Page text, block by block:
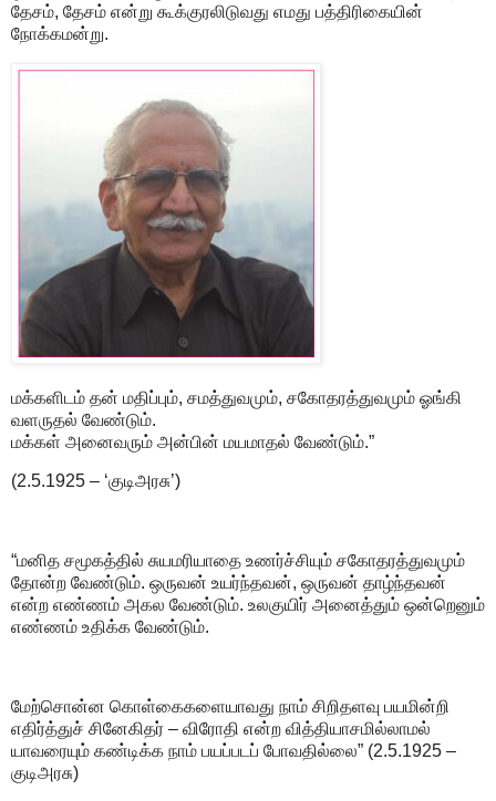
தேசம், தேசம் என்று கூக்குரலிடுவது எமது பத்திரிகையின்
நோக்கமன்று.
மக்களிடம் தன் மதிப்பும், சமத்துவமும், சகோதரத்துவமும் ஓங்கி
வளருதல் வேண்டும்.
மக்கள் அனைவரும் அன்பின் மயமாதல் வேண்டும்.”
(2.5.1925 – ‘குடிஅரசு’)
“மனித சமூகத்தில் சுயமரியாதை உணர்ச்சியும் சகோதரத்துவமும்
தோன்ற வேண்டும். ஒருவன் உயர்ந்தவன், ஒருவன் தாழ்ந்தவன்
என்ற எண்ணம் அகல வேண்டும். உலகுயிர் அனைத்தும் ஒன்றெனும்
எண்ணம் உதிக்க வேண்டும்.
மேற்சொன்ன கொள்கைகளையாவது நாம் சிறிதளவு பயமின்றி
எதிர்த்துச் சினேகிதர் – விரோதி என்ற வித்தியாசமில்லாமல்
யாவரையும் கண்டிக்க நாம் பயப்படப் போவதில்லை” (2.5.1925 –
குடிஅரசு)